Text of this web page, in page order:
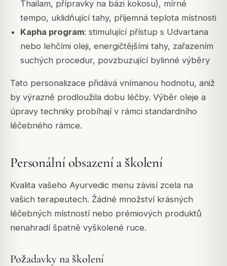
Thailam, přípravky na bázi kokosu), mírné
tempo, uklidňující tahy, příjemná teplota místnosti
Kapha program: stimulující přístup s Udvartana
nebo lehčími oleji, energičtějšími tahy, zařazením
suchých procedur, povzbuzující bylinné výběry
Tato personalizace přidává vnímanou hodnotu, aniž
by výrazně prodloužila dobu léčby. Výběr oleje a
úpravy techniky probíhají v rámci standardního
léčebného rámce.
Personální obsazení a školení
Kvalita vašeho Ayurvedic menu závisí zcela na
vašich terapeutech. Žádné množství krásných
léčebných místností nebo prémiových produktů
nenahradí špatně vyškolené ruce.
Požadavky na školení